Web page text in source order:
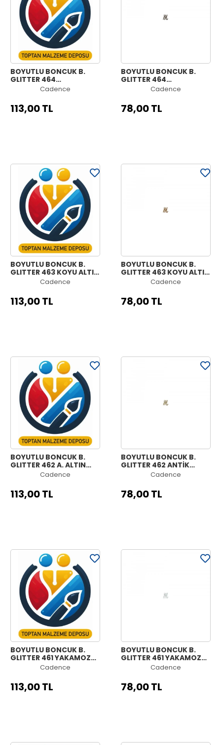
BOYUTLU BONCUK B.
GLITTER 464
KAHVERENGİ 50ML
Cadence
113,00 TL
BOYUTLU BONCUK B.
GLITTER 464
KAHVERENGİ 25ML
Cadence
78,00 TL
BOYUTLU BONCUK B.
GLITTER 463 KOYU ALTIN
Cadence
113,00 TL
BOYUTLU BONCUK B.
GLITTER 463 KOYU ALTIN
Cadence
78,00 TL
BOYUTLU BONCUK B.
GLITTER 462 A. ALTIN
Cadence
113,00 TL
BOYUTLU BONCUK B.
GLITTER 462 ANTİK
ALTIN 25MLCadence
78,00 TL
BOYUTLU BONCUK B.
GLITTER 461 YAKAMOZ
Cadence
113,00 TL
BOYUTLU BONCUK B.
GLITTER 461 YAKAMOZ
Cadence
78,00 TL